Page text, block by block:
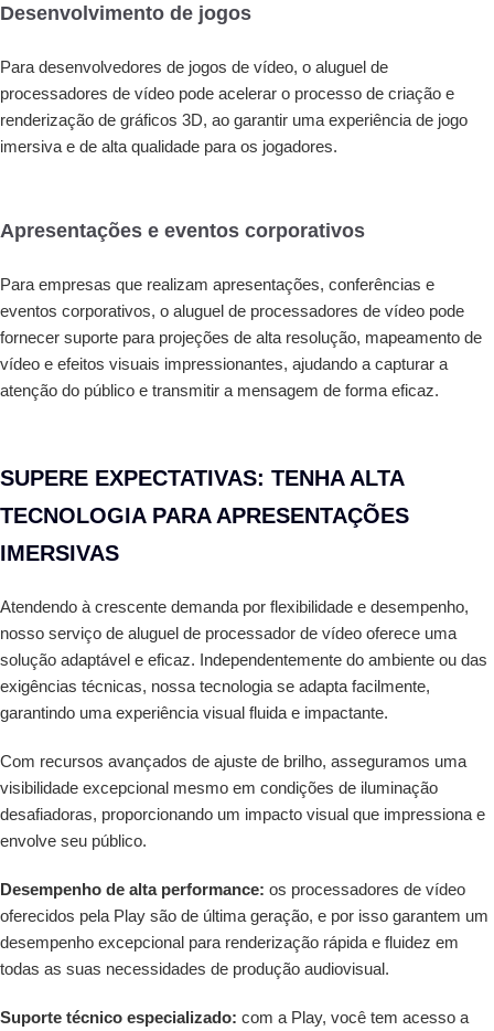
Desenvolvimento de jogos
Para desenvolvedores de jogos de vídeo, o aluguel de
processadores de vídeo pode acelerar o processo de criação e
renderização de gráficos 3D, ao garantir uma experiência de jogo
imersiva e de alta qualidade para os jogadores.
Apresentações e eventos corporativos
Para empresas que realizam apresentações, conferências e
eventos corporativos, o aluguel de processadores de vídeo pode
fornecer suporte para projeções de alta resolução, mapeamento de
vídeo e efeitos visuais impressionantes, ajudando a capturar a
atenção do público e transmitir a mensagem de forma eficaz.
SUPERE EXPECTATIVAS: TENHA ALTA
TECNOLOGIA PARA APRESENTAÇÕES
IMERSIVAS
Atendendo à crescente demanda por flexibilidade e desempenho,
nosso serviço de aluguel de processador de vídeo oferece uma
solução adaptável e eficaz. Independentemente do ambiente ou das
exigências técnicas, nossa tecnologia se adapta facilmente,
garantindo uma experiência visual fluida e impactante.
Com recursos avançados de ajuste de brilho, asseguramos uma
visibilidade excepcional mesmo em condições de iluminação
desafiadoras, proporcionando um impacto visual que impressiona e
envolve seu público.
Desempenho de alta performance: os processadores de vídeo
oferecidos pela Play são de última geração, e por isso garantem um
desempenho excepcional para renderização rápida e fluidez em
todas as suas necessidades de produção audiovisual.
Suporte técnico especializado: com a Play, você tem acesso a